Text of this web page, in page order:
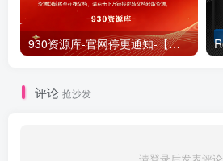
930资源库-官网停更通知-【换在线文档更新-每日更新】
评论 抢沙发